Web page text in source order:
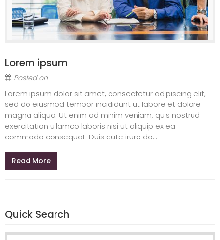
Lorem ipsum
Posted on
Lorem ipsum dolor sit amet, consectetur adipiscing elit,
sed do eiusmod tempor incididunt ut labore et dolore
magna aliqua. Ut enim ad minim veniam, quis nostrud
exercitation ullamco laboris nisi ut aliquip ex ea
commodo consequat. Duis aute irure do...
Read More
Quick Search